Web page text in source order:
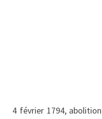
4 février 1794,